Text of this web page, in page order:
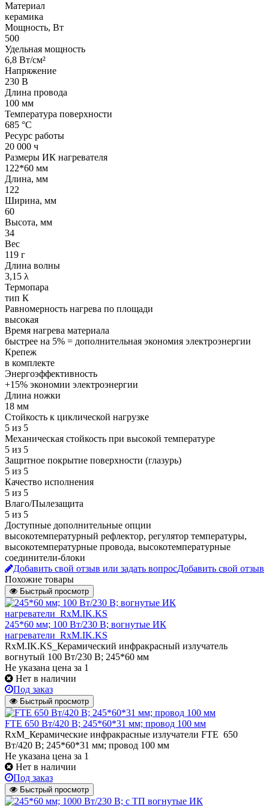
Материал
керамика
Мощность, Вт
500
Удельная мощность
6,8 Вт/см²
Напряжение
230 В
Длина провода
100 мм
Температура поверхности
685 °С
Ресурс работы
20 000 ч
Размеры ИК нагревателя
122*60 мм
Длина, мм
122
Ширина, мм
60
Высота, мм
34
Вес
119 г
Длина волны
3,15 λ
Термопара
тип К
Равномерность нагрева по площади
высокая
Время нагрева материала
быстрее на 5% = дополнительная экономия электроэнергии
Крепеж
в комплекте
Энергоэффективность
+15% экономии электроэнергии
Длина ножки
18 мм
Стойкость к циклической нагрузке
5 из 5
Механическая стойкость при высокой температуре
5 из 5
Защитное покрытие поверхности (глазурь)
5 из 5
Качество исполнения
5 из 5
Влаго/Пылезащита
5 из 5
Доступные дополнительные опции
высокотемпературный рефлектор, регулятор температуры,
высокотемпературные провода, высокотемпературные
соединители-блоки
Добавить свой отзыв или задать вопросДобавить свой отзыв
Похожие товары
Быстрый просмотр
245*60 мм; 100 Вт/230 В; вогнутые ИК
нагреватели_RxM.IK.KS
RxM.IK.KS_Керамический инфракрасный излучатель
вогнутый 100 Вт/230 В; 245*60 мм
Не указана цена за 1
Нет в наличии
Под заказ
Быстрый просмотр
FTE 650 Вт/420 В; 245*60*31 мм; провод 100 мм
RxM_Керамические инфракрасные излучатели FTE 650
Вт/420 В; 245*60*31 мм; провод 100 мм
Не указана цена за 1
Нет в наличии
Под заказ
Быстрый просмотр